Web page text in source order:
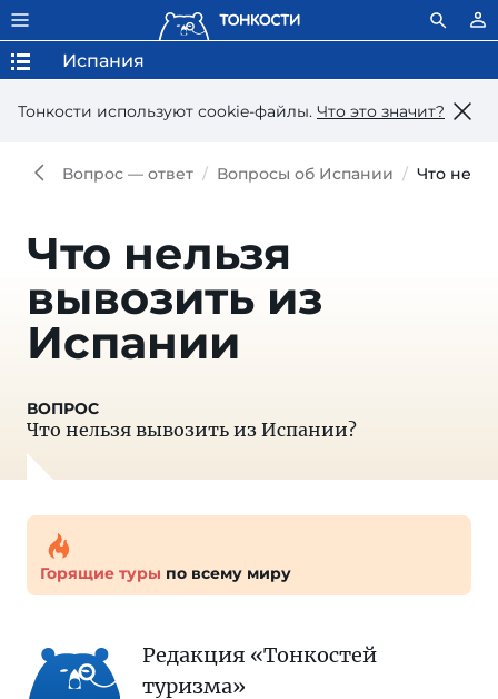
Тонкости используют сookie-файлы. Что это значит?
Испания
Вопрос — ответ Вопросы об Испании Что
Что нельзя
вывозить из
Испании
Что нельзя вывозить из Испании?
Горящие туры по всему миру
Редакция «Тонкостей
туризма»